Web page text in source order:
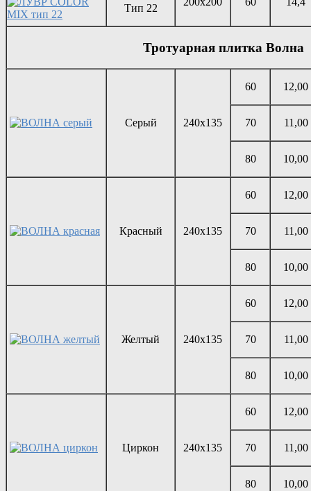
Тип 22
Тротуарная плитка Волна
Серый 240х135
60 12,00
70 11,00
80 10,00
Красный 240х135
60 12,00
70 11,00
80 10,00
Желтый 240х135
60 12,00
70 11,00
80 10,00
Циркон 240х135
60 12,00
70 11,00
80 10,00